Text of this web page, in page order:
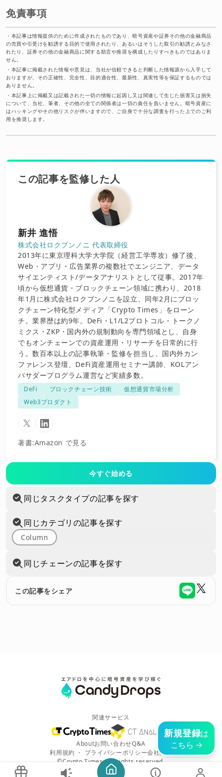
免責事項
・ 本記事は情報提供のために作成されたものであり、暗号資産や証券その他の金融商品
の売買や引受けを勧誘する目的で使用されたり、あるいはそうした取引の勧誘とみなさ
れたり、証券その他の金融商品に関する助言や推奨を構成したりすべきものではありま
せん。
・ 本記事に掲載された情報や意見は、当社が信頼できると判断した情報源から入手して
おりますが、その正確性、完全性、目的適合性、最新性、真実性等を保証するものでは
ありません。
・ 本記事上に掲載又は記載された一切の情報に起因し又は関連して生じた損害又は損失
について、当社、筆者、その他の全ての関係者は一切の責任を負いません。暗号資産に
はハッキングやその他リスクが伴いますので、ご自身で十分な調査を行った上でのご利
用を推奨します。
この記事を監修した人
新井 進悟
株式会社ロクブンノニ 代表取締役
2013年に東京理科大学大学院（経営工学専攻）修了後、
Web・アプリ・広告業界の複数社でエンジニア、データ
サイエンティスト/データアナリストとして従事。2017年
頃から仮想通貨・ブロックチェーン領域に携わり、2018
年1月に株式会社ロクブンノニを設立、同年2月にブロッ
クチェーン特化型メディア「Crypto Times」をローン
チ。業界歴は約9年。DeFi・L1/L2プロトコル・トークノ
ミクス・ZKP・国内外の規制動向を専門領域とし、自身
でもオンチェーンでの資産運用・リサーチを日常的に行
う。数百本以上の記事執筆・監修を担当し、国内外カン
ファレンス登壇、DeFi資産運用セミナー講師、KOLアン
バサダープログラム運営など実績多数。
DeFi ブロックチェーン技術
仮想通貨市場分析
Web3プロダクト
著書:Amazon で見る
今すぐ始める
同じタスクタイプの記事を探す
同じカテゴリの記事を探す
Column
同じチェーンの記事を探す
この記事をシェア
新規登録は
こちら →
関連サービス
Aboutお問い合わせQ&A
利用規約 ・ プライバシーポリシー会社概要
©Crypto Times. All rights reserved.